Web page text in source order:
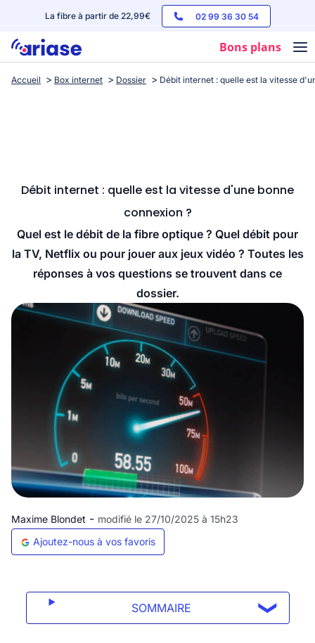
La fibre à partir de 22,99€ 02 99 36 30 54
Bons plans
Box internet
Streaming
Accueil Box internet Dossier Débit internet : quelle est la vitesse
Débit internet : quelle est la vitesse d'une bonne
connexion ?
Quel est le débit de la fibre optique ? Quel débit pour
la TV, Netflix ou pour jouer aux jeux vidéo ? Toutes les
réponses à vos questions se trouvent dans ce
dossier.
Maxime Blondet - modifié le 27/10/2025 à 15h23
Ajoutez-nous à vos favoris
SOMMAIRE